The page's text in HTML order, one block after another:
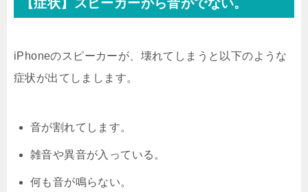
【症状】スピーカーから音がでない。
iPhoneのスピーカーが、壊れてしまうと以下のような
症状が出てしまします。
音が割れてします。
雑音や異音が入っている。
何も音が鳴らない。